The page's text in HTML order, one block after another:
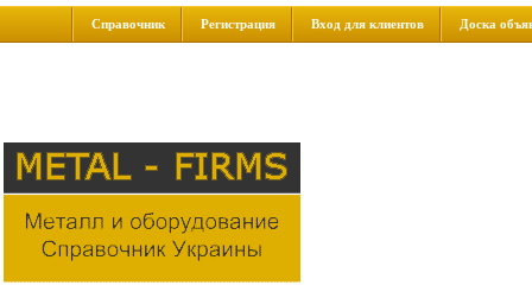
Справочник Регистрация Вход для клиентов Доска